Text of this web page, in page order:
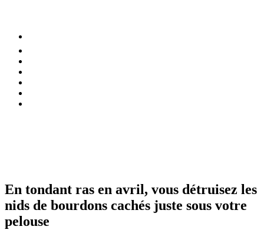
En tondant ras en avril, vous détruisez les
nids de bourdons cachés juste sous votre
pelouse